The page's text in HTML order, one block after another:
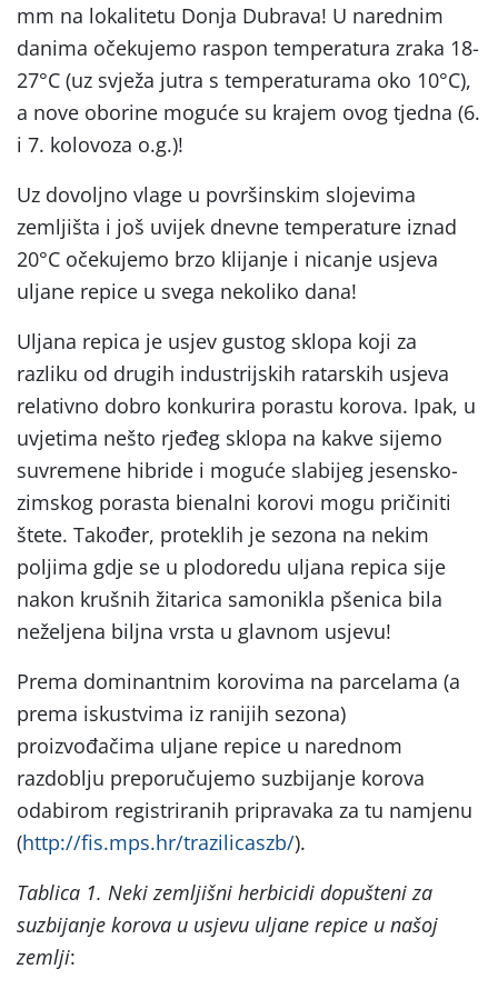
mm na lokalitetu Donja Dubrava! U narednim
danima očekujemo raspon temperatura zraka 18-
27°C (uz svježa jutra s temperaturama oko 10°C),
a nove oborine moguće su krajem ovog tjedna (6.
i 7. kolovoza o.g.)!
Uz dovoljno vlage u površinskim slojevima
zemljišta i još uvijek dnevne temperature iznad
20°C očekujemo brzo klijanje i nicanje usjeva
uljane repice u svega nekoliko dana!
Uljana repica je usjev gustog sklopa koji za
razliku od drugih industrijskih ratarskih usjeva
relativno dobro konkurira porastu korova. Ipak, u
uvjetima nešto rjeđeg sklopa na kakve sijemo
suvremene hibride i moguće slabijeg jesensko-
zimskog porasta bienalni korovi mogu pričiniti
štete. Također, proteklih je sezona na nekim
poljima gdje se u plodoredu uljana repica sije
nakon krušnih žitarica samonikla pšenica bila
neželjena biljna vrsta u glavnom usjevu!
Prema dominantnim korovima na parcelama (a
prema iskustvima iz ranijih sezona)
proizvođačima uljane repice u narednom
razdoblju preporučujemo suzbijanje korova
odabirom registriranih pripravaka za tu namjenu
(http://fis.mps.hr/trazilicaszb/).
Tablica 1. Neki zemljišni herbicidi dopušteni za
suzbijanje korova u usjevu uljane repice u našoj
zemlji: